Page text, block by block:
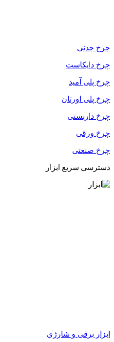
چرخ چدنی
چرخ دایکاست
چرخ پلی آمید
چرخ پلی اورتان
چرخ داربستی
چرخ ورقی
چرخ صنعتی
دسترسی سریع ابزار
ابزار برقی و شارژی